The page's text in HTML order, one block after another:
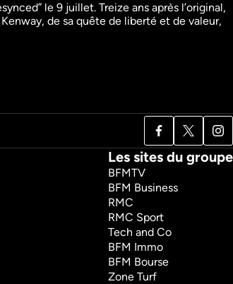
Enquêtes mystérieuses
le 9 juillet. Treize ans après l’original,
de sa quête de liberté et de valeur,
Les sites du groupe
BFMTV
BFM Business
RMC
RMC Sport
Tech and Co
BFM Immo
BFM Bourse
Zone Turf